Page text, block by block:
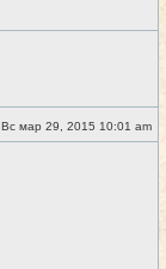
#20
СВс мар 29, 2015 10:01 am